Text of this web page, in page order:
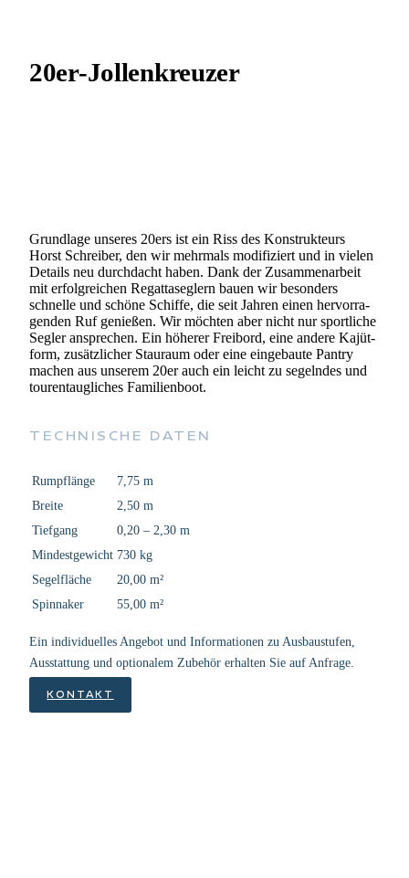
20er-Jol­­len­­kreu­­zer
Grund­lage unse­res 20ers ist ein Riss des Kon­struk­teurs
Horst Schrei­ber, den wir mehr­mals modi­fi­ziert und in vielen
Details neu durch­dacht haben. Dank der Zusam­men­ar­beit
mit erfolg­rei­chen Regat­ta­seg­lern bauen wir beson­ders
schnelle und schöne Schiffe, die seit Jahren einen her­vor­ra­
gen­den Ruf genie­ßen. Wir möch­ten aber nicht nur sport­li­che
Segler anspre­chen. Ein höhe­rer Frei­bord, eine andere Kajüt­
form, zusätz­li­cher Stau­raum oder eine ein­ge­baute Pantry
machen aus unse­rem 20er auch ein leicht zu segeln­des und
tou­ren­taug­li­ches Familienboot.
TECH­NI­SCHE DATEN
Rumpf­länge
7,75 m
Breite
2,50 m
Tief­gang
0,20 – 2,30 m
Min­dest­ge­wicht 730 kg
Segel­flä­che
20,00 m²
Spinna­ker
55,00 m²
Ein indi­vi­du­el­les Ange­bot und Infor­ma­tio­nen zu Aus­bau­stu­fen,
Aus­stat­tung und optio­na­lem Zube­hör erhal­ten Sie auf Anfrage.
KON­TAKT